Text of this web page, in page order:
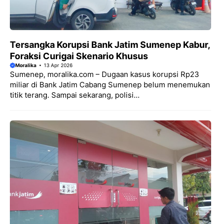
Tersangka Korupsi Bank Jatim Sumenep Kabur,
Foraksi Curigai Skenario Khusus
Moralika 13 Apr 2026
Sumenep, moralika.com – Dugaan kasus korupsi Rp23
miliar di Bank Jatim Cabang Sumenep belum menemukan
titik terang. Sampai sekarang, polisi...